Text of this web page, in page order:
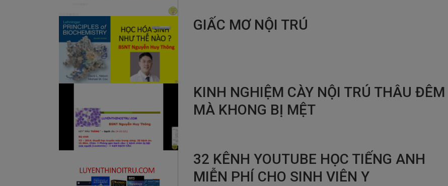
GIẤC MƠ NỘI TRÚ
KINH NGHIỆM CÀY NỘI TRÚ THÂU ĐÊM
MÀ KHONG BỊ MỆT
32 KÊNH YOUTUBE HỌC TIẾNG ANH
MIỄN PHÍ CHO SINH VIÊN Y